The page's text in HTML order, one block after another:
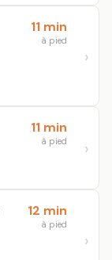
11 min
à pied
11 min
à pied
12 min
à pied